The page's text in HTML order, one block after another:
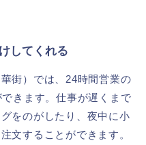
してくれる
街）では、24時間営業の
きます。仕事が遅くまで
をのがしたり、夜中に小
文することができます。